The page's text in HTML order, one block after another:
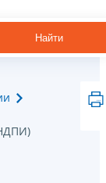
Найти